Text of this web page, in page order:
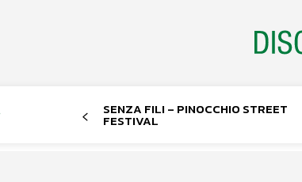
SENZA FILI – PINOCCHIO STREET
FESTIVAL